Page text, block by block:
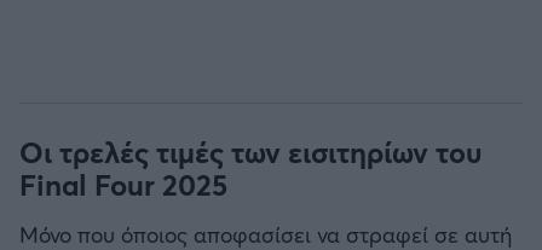
Οι τρελές τιμές των εισιτηρίων του
Final Four 2025
Μόνο που όποιος αποφασίσει να στραφεί σε αυτή